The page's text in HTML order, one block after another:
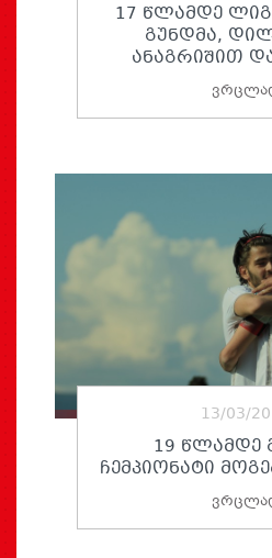
17 ᲬᲚᲐᲛᲓᲔ
ᲒᲣᲜᲓᲛᲐ,
ᲐᲜᲐᲒᲠᲘᲨᲘᲗ
13/03/
19 ᲬᲚᲐᲛᲓᲔ
ᲩᲔᲛᲞᲘᲝᲜᲐᲢᲘ